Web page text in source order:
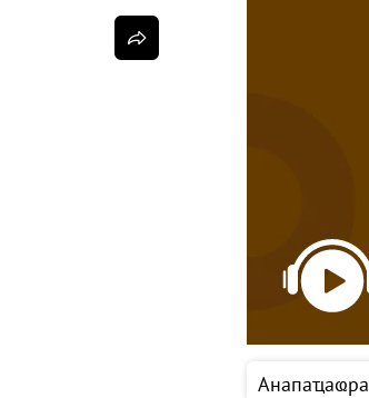
Анапаҵаҩра